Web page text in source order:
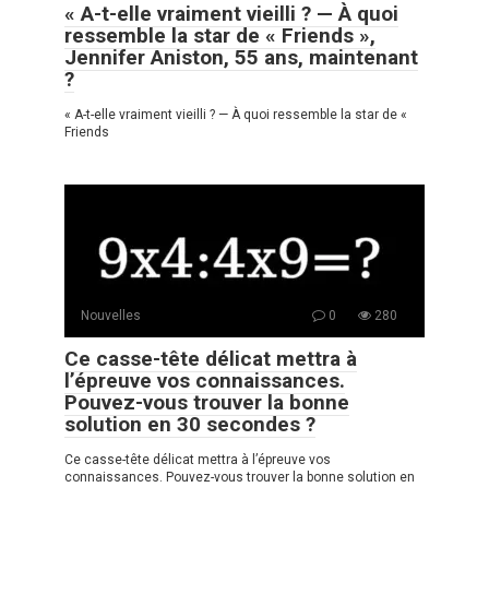
« A-t-elle vraiment vieilli ? — À quoi
ressemble la star de « Friends »,
Jennifer Aniston, 55 ans, maintenant
?
« A-t-elle vraiment vieilli ? — À quoi ressemble la star de «
Friends
Nouvelles 0 280
Ce casse-tête délicat mettra à
l’épreuve vos connaissances.
Pouvez-vous trouver la bonne
solution en 30 secondes ?
Ce casse-tête délicat mettra à l’épreuve vos
connaissances. Pouvez-vous trouver la bonne solution en